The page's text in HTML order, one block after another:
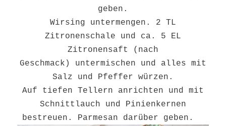
geben.
Wirsing untermengen. 2 TL
Zitronenschale und ca. 5 EL
Zitronensaft (nach
Geschmack) untermischen und alles mit
Salz und Pfeffer würzen.
Auf tiefen Tellern anrichten und mit
Schnittlauch und Pinienkernen
bestreuen. Parmesan darüber geben.